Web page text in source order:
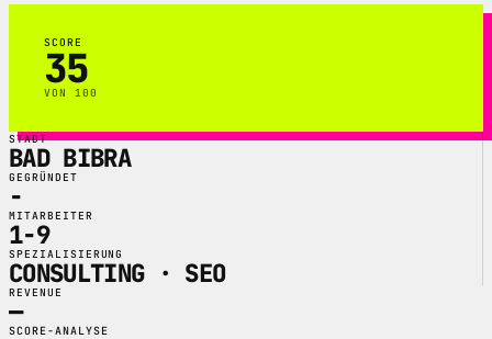
SCORE
35
VON 100
STADT
BAD BIBRA
GEGRÜNDET
-
MITARBEITER
1-9
SPEZIALISIERUNG
CONSULTING · SEO
REVENUE
—
SCORE-ANALYSE